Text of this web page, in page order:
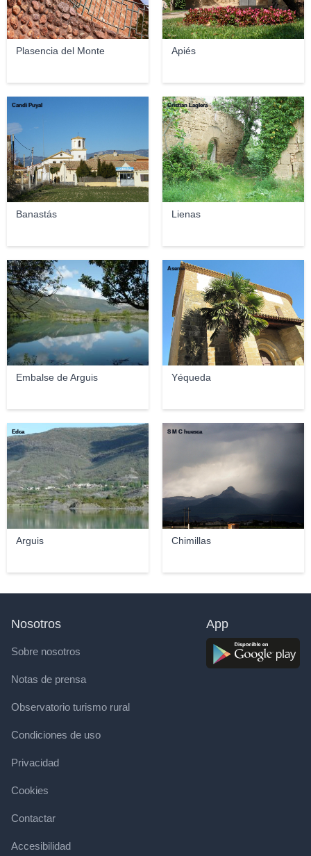
Plasencia del Monte Apiés
Banastás
Candi Puyal
Lienas
Cristian Laglera
Embalse de Arguis
Eloy Cotallo
Yéqueda
Asenvi
Arguis
Edca
Chimillas
S M C huesca
Nosotros
Sobre nosotros
Notas de prensa
Observatorio turismo rural
Condiciones de uso
Privacidad
Cookies
Contactar
Accesibilidad
App